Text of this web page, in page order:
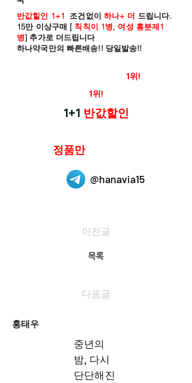
반값할인 1+1 조건없이 하나+ 더 드립니다.
15만 이상구매 [ 칙칙이 1병, 여성 흥분제1
병] 추가로 더드립니다
하나약국만의 빠른배송!! 당일발송!!
1위!
1위!
1+1 반값할인
정품만
@hanavia15
이전글
목록
다음글
홍태우
중년의
밤, 다시
단단해진